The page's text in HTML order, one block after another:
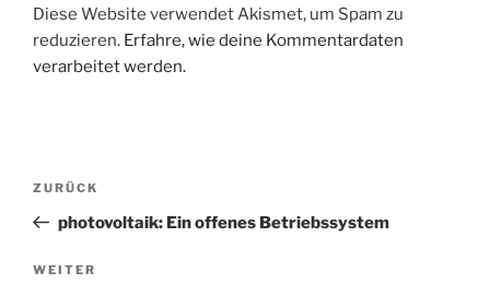
Diese Website verwendet Akismet, um Spam zu
reduzieren. Erfahre, wie deine Kommentardaten
verarbeitet werden.
Beitragsnavigation
Vorheriger
Beitrag
ZURÜCK
photovoltaik: Ein offenes Betriebssystem
Nächster
WEITER